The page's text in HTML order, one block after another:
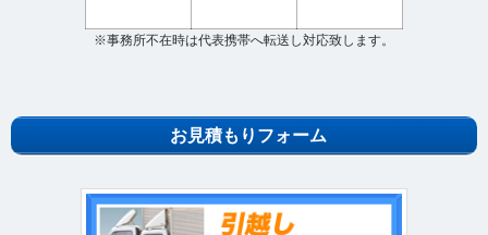
※事務所不在時は代表携帯へ転送し対応致します。
お見積もりフォーム